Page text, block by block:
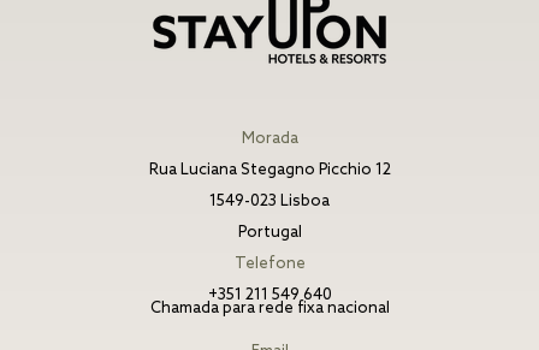
Morada
Rua Luciana Stegagno Picchio 12
1549-023 Lisboa
Portugal
Telefone
+351 211 549 640
Chamada para rede fixa nacional